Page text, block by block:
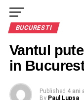
BUCURESTI
Vantul
in
Published 4 ani
By Paul Lupsa